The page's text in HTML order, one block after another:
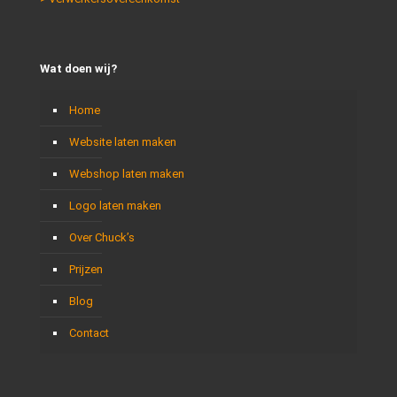
Wat doen wij?
Home
Website laten maken
Webshop laten maken
Logo laten maken
Over Chuck’s
Prijzen
Blog
Contact